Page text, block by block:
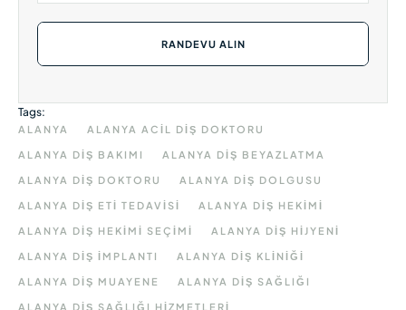
RANDEVU ALIN
Tags:
ALANYA ALANYA ACIL DIŞ DOKTORU
ALANYA DIŞ BAKIMI ALANYA DIŞ BEYAZLATMA
ALANYA DIŞ DOKTORU ALANYA DIŞ DOLGUSU
ALANYA DIŞ ETI TEDAVISI ALANYA DIŞ HEKIMI
ALANYA DIŞ HEKIMI SEÇIMI ALANYA DIŞ HIJYENI
ALANYA DIŞ IMPLANTI ALANYA DIŞ KLINIĞI
ALANYA DIŞ MUAYENE ALANYA DIŞ SAĞLIĞI
ALANYA DIŞ SAĞLIĞI HIZMETLERI